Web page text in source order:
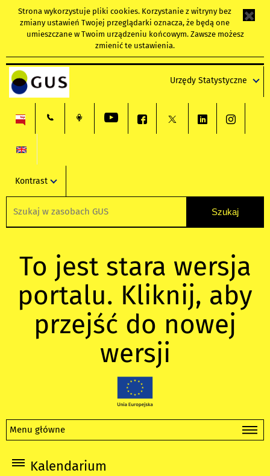
Strona wykorzystuje pliki cookies. Korzystanie z witryny bez
zmiany ustawień Twojej przeglądarki oznacza, że będą one
umieszczane w Twoim urządzeniu końcowym. Zawsze możesz
zmienić te ustawienia.
Urzędy Statystyczne
Kontrast
To jest stara wersja
portalu. Kliknij, aby
przejść do nowej
wersji
Menu główne
Kalendarium